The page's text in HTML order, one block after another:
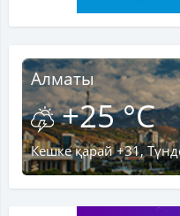
Алматы
+25 °C
Кешке қарай +31,